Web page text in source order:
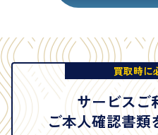
買取時に
サービスご
ご本人確認書類